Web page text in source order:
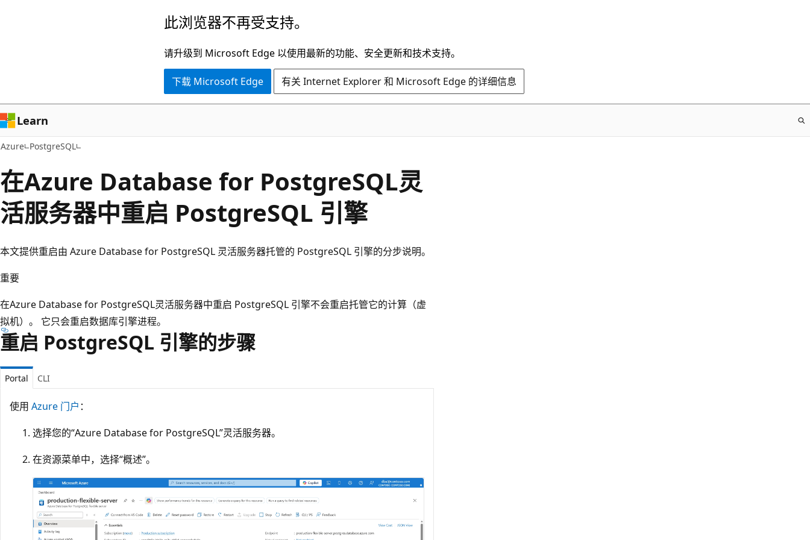
容
此浏览器不再受支持。
请升级到 Microsoft Edge 以使用最新的功能、安全更新和技术支持。
下载 Microsoft Edge 有关 Internet Explorer 和 Microsoft Edge 的详细信息
Learn
Azure PostgreSQL
在Azure Database for PostgreSQL灵
活服务器中重启 PostgreSQL 引擎
本文提供重启由 Azure Database for PostgreSQL 灵活服务器托管的 PostgreSQL 引擎的分步说明。
重要
在Azure Database for PostgreSQL灵活服务器中重启 PostgreSQL 引擎不会重启托管它的计算（虚
拟机）。 它只会重启数据库引擎进程。
重启 PostgreSQL 引擎的步骤
Portal CLI
使用 Azure 门户 ：
选择您的“Azure Database for PostgreSQL”灵活服务器。
在资源菜单中，选择“概述”。